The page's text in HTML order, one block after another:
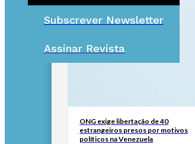
Subscrever Newsletter
Assinar Revista
ONG exige libertação de 40
estrangeiros presos por motivos
políticos na Venezuela